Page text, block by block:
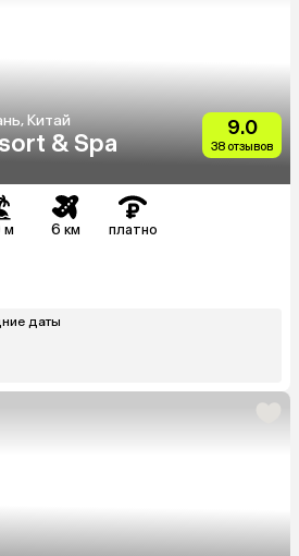
Китай
& Spa
9.0
38 отзывов
м 6 км платно
даты